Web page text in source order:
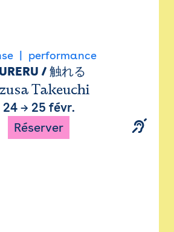
performance
/ 触れる
Takeuchi
24→ 25 févr.
Réserver